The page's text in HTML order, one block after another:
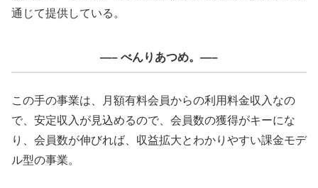
通じて提供している。
—– べんりあつめ。—–
この手の事業は、月額有料会員からの利用料金収入なの
で、安定収入が見込めるので、会員数の獲得がキーにな
り、会員数が伸びれば、収益拡大とわかりやすい課金モデ
ル型の事業。